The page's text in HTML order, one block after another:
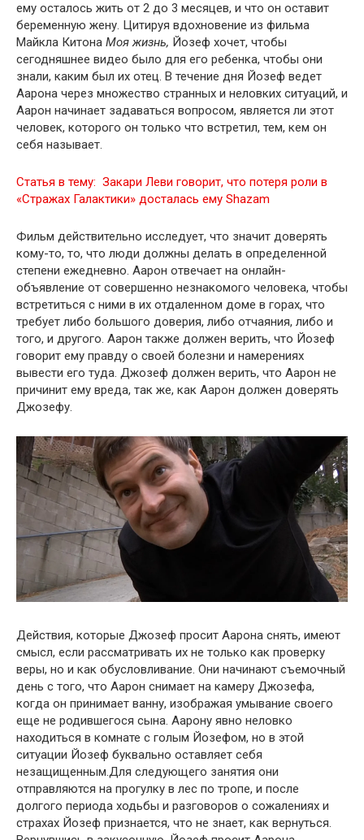
ему осталось жить от 2 до 3 месяцев, и что он оставит
беременную жену. Цитируя вдохновение из фильма
Майкла Китона Моя жизнь, Йозеф хочет, чтобы
сегодняшнее видео было для его ребенка, чтобы они
знали, каким был их отец. В течение дня Йозеф ведет
Аарона через множество странных и неловких ситуаций, и
Аарон начинает задаваться вопросом, является ли этот
человек, которого он только что встретил, тем, кем он
себя называет.
Статья в тему: Закари Леви говорит, что потеря роли в
«Стражах Галактики» досталась ему Shazam
Фильм действительно исследует, что значит доверять
кому-то, то, что люди должны делать в определенной
степени ежедневно. Аарон отвечает на онлайн-
объявление от совершенно незнакомого человека, чтобы
встретиться с ними в их отдаленном доме в горах, что
требует либо большого доверия, либо отчаяния, либо и
того, и другого. Аарон также должен верить, что Йозеф
говорит ему правду о своей болезни и намерениях
вывести его туда. Джозеф должен верить, что Аарон не
причинит ему вреда, так же, как Аарон должен доверять
Джозефу.
Действия, которые Джозеф просит Аарона снять, имеют
смысл, если рассматривать их не только как проверку
веры, но и как обусловливание. Они начинают съемочный
день с того, что Аарон снимает на камеру Джозефа,
когда он принимает ванну, изображая умывание своего
еще не родившегося сына. Аарону явно неловко
находиться в комнате с голым Йозефом, но в этой
ситуации Йозеф буквально оставляет себя
незащищенным.Для следующего занятия они
отправляются на прогулку в лес по тропе, и после
долгого периода ходьбы и разговоров о сожалениях и
страхах Йозеф признается, что не знает, как вернуться.